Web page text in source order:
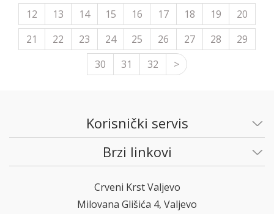
12
13 14 15 16 17 18 19
20
21
22 23 24 25 26 27 28
29
30
31 32 >
Korisnički servis
Brzi linkovi
Crveni Krst Valjevo
Milovana Glišića 4, Valjevo